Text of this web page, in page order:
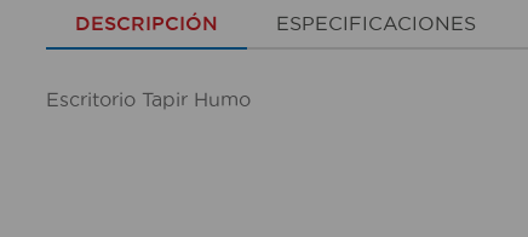
DESCRIPCIÓN ESPECIFICACIONES
Escritorio Tapir Humo